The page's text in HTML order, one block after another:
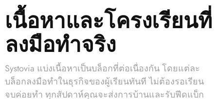
เนื้อหาและโครงเรียนที่
ลงมือทำจริง
Systovia แบ่งเนื้อหาเป็นบล็อกที่ต่อเนื่องกัน โดยแต่ละ
บล็อกลงมือทำในธุรกิจของผู้เรียนทันที ไม่ต้องรอเรียน
จบค่อยทำ ทุกสัปดาห์คุณจะส่งการบ้านและรับฟีดแบ็ก